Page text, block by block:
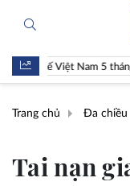
tế Việt Nam 5 tháng đầu
Trang chủ Đa chiều
Tai nạn